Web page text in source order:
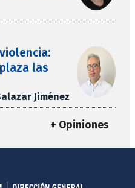
las
Jiménez
+ Opiniones